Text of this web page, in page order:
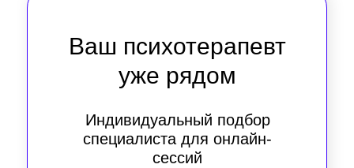
Ваш психотерапевт
уже рядом
Индивидуальный подбор
специалиста для онлайн-
сессий